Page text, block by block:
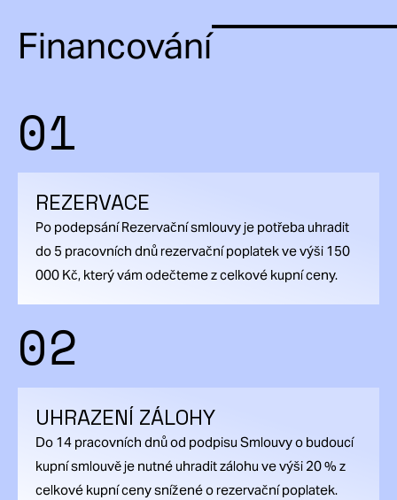
Financování
01
REZERVACE
Po podepsání Rezervační smlouvy je potřeba uhradit
do 5 pracovních dnů rezervační poplatek ve výši 150
000 Kč, který vám odečteme z celkové kupní ceny.
02
UHRAZENÍ ZÁLOHY
Do 14 pracovních dnů od podpisu Smlouvy o budoucí
kupní smlouvě je nutné uhradit zálohu ve výši 20 % z
celkové kupní ceny snížené o rezervační poplatek.